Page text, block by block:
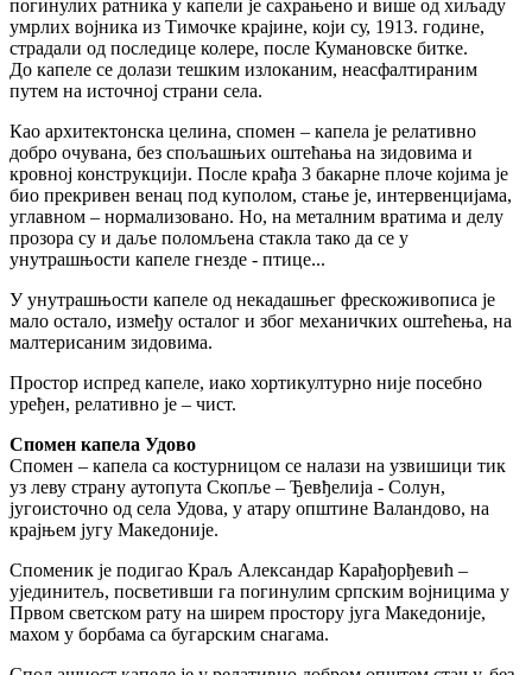
погинулих ратника у капели је сахрањено и више од хиљаду
умрлих војника из Тимочке крајине, који су, 1913. године,
страдали од последице колере, после Кумановске битке.
До капеле се долази тешким излоканим, неасфалтираним
путем на источној страни села.
Као архитектонска целина, спомен – капела је релативно
добро очувана, без спољашњих оштећања на зидовима и
кровној конструкцији. После крађа 3 бакарне плоче којима је
био прекривен венац под куполом, стање је, интервенцијама,
углавном – нормализовано. Но, на металним вратима и делу
прозора су и даље поломљена стакла тако да се у
унутрашњости капеле гнезде - птице...
У унутрашњости капеле од некадашњег фрескоживописа је
мало остало, између осталог и због механичких оштећења, на
малтерисаним зидовима.
Простор испред капеле, иако хортикултурно није посебно
уређен, релативно је – чист.
Спомен капела Удово
Спомен – капела са костурницом се налази на узвишици тик
уз леву страну аутопута Скопље – Ђевђелија - Солун,
југоисточно од села Удова, у атару општине Валандово, на
крајњем југу Македоније.
Споменик је подигао Краљ Александар Карађорђевић –
ујединитељ, посветивши га погинулим српским војницима у
Првом светском рату на ширем простору југа Македоније,
махом у борбама са бугарским снагама.